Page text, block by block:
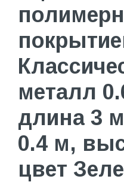
металл
длина 3
0.4 м,
цвет